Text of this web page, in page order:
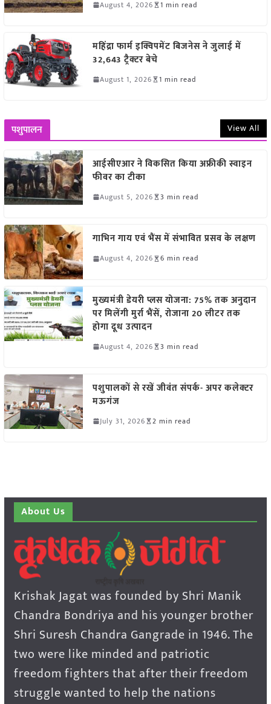
August 4, 2026 1 min read
महिंद्रा फार्म इक्विपमेंट बिजनेस ने जुलाई में
32,643 ट्रैक्टर बेचे
August 1, 2026 1 min read
पशुपालन View All
आईसीएआर ने विकसित किया अफ्रीकी स्वाइन
फीवर का टीका
August 5, 2026 3 min read
गाभिन गाय एवं भैंस में संभावित प्रसव के लक्षण
August 4, 2026 6 min read
मुख्यमंत्री डेयरी प्लस योजना: 75% तक अनुदान
पर मिलेंगी मुर्रा भैंसें, रोजाना 20 लीटर तक
होगा दूध उत्पादन
August 4, 2026 3 min read
पशुपालकों से रखें जीवंत संपर्क- अपर कलेक्टर
मऊगंज
July 31, 2026 2 min read
About Us
Krishak Jagat was founded by Shri Manik
Chandra Bondriya and his younger brother
Shri Suresh Chandra Gangrade in 1946. The
two were like minded and patriotic
freedom fighters that after their freedom
struggle wanted to help the nations